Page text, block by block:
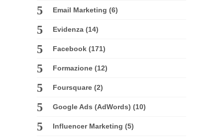
Email Marketing (6)
Evidenza (14)
Facebook (171)
Formazione (12)
Foursquare (2)
Google Ads (AdWords) (10)
Influencer Marketing (5)